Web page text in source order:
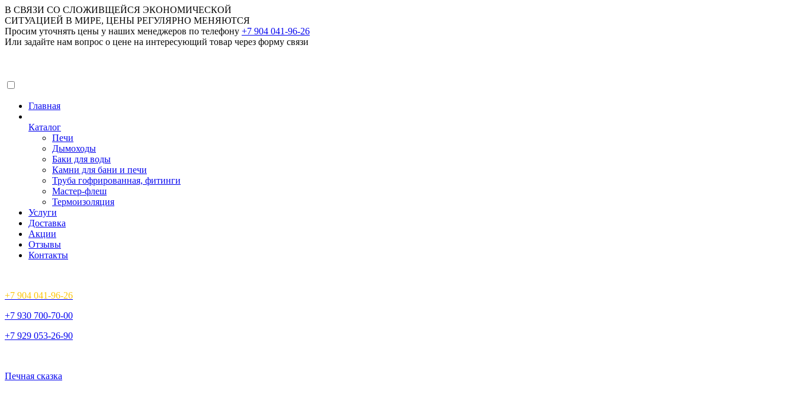
В СВЯЗИ СО СЛОЖИВЩЕЙСЯ ЭКОНОМИЧЕСКОЙ
СИТУАЦИЕЙ В МИРЕ, ЦЕНЫ РЕГУЛЯРНО МЕНЯЮТСЯ
Просим уточнять цены у наших менеджеров по телефону +7 904 041-96-26
Или задайте нам вопрос о цене на интересующий товар через форму связи
Главная
Каталог
Печи
Дымоходы
Баки для воды
Камни для бани и печи
Труба гофрированная, фитинги
Мастер-флеш
Термоизоляция
Услуги
Доставка
Акции
Отзывы
Контакты
+7 904 041-96-26
+7 930 700-70-00
+7 929 053-26-90
Печная сказка